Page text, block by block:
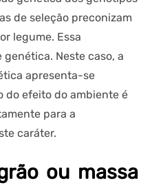
de seleção preconizam
legume. Essa
Neste caso, a
apresenta-se
do efeito do ambiente é
para a
caráter.
ou massa